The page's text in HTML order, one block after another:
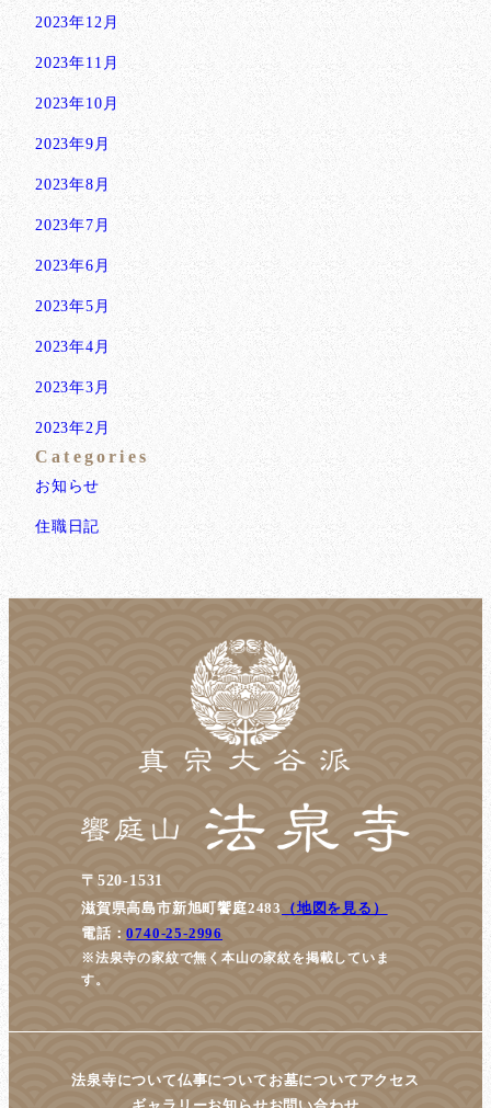
2023年12月
2023年11月
2023年10月
2023年9月
2023年8月
2023年7月
2023年6月
2023年5月
2023年4月
2023年3月
2023年2月
Categories
お知らせ
住職日記
〒520-1531
滋賀県高島市新旭町饗庭2483
（地図を見る）
電話：0740-25-2996
※法泉寺の家紋で無く本山の家紋を掲載していま
す。
法泉寺について仏事について お墓について アクセス